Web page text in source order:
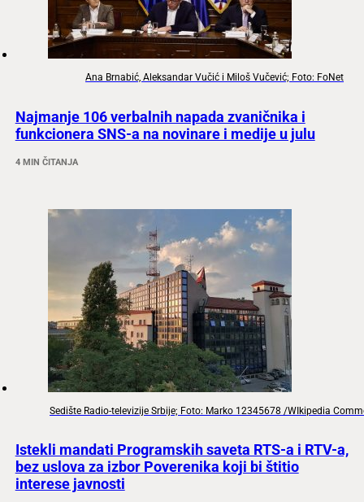
Ana Brnabić, Aleksandar Vučić i Miloš Vučević; Foto: FoNet
Najmanje 106 verbalnih napada zvaničnika i
funkcionera SNS-a na novinare i medije u julu
4 MIN ČITANJA
Sedište Radio-televizije Srbije; Foto: Marko 12345678 /WIkipedia
Istekli mandati Programskih saveta RTS-a i RTV-a,
bez uslova za izbor Poverenika koji bi štitio
interese javnosti